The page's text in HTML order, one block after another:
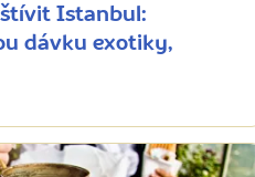
Istanbul:
dávku exotiky,